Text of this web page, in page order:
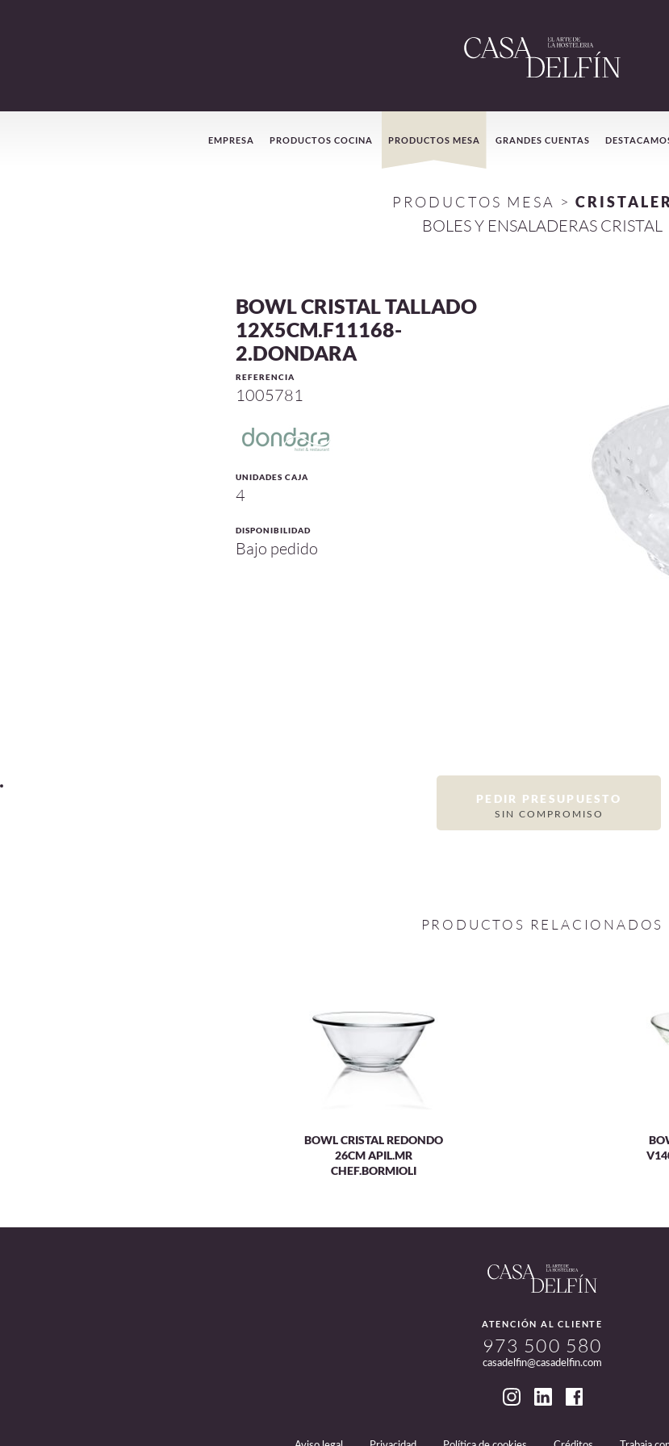
Menú
EMPRESA PRODUCTOS COCINA PRODUCTOS MESA GRANDES CUENTAS
PRODUCTOS MESA >
BOLES Y ENSALADERAS CRISTAL
BOWL CRISTAL TALLADO
12X5CM.F11168-
2.DONDARA
REFERENCIA
1005781
UNIDADES CAJA
4
DISPONIBILIDAD
Bajo pedido
PEDIR PRESUPUESTO
SIN COMPROMISO
PRODUCTOS RELACIONADOS
BOWL CRISTAL REDONDO
26CM APIL.MR
CHEF.BORMIOLI
ATENCIÓN AL CLIENTE
973 500 580
casadelfin@casadelfin.com